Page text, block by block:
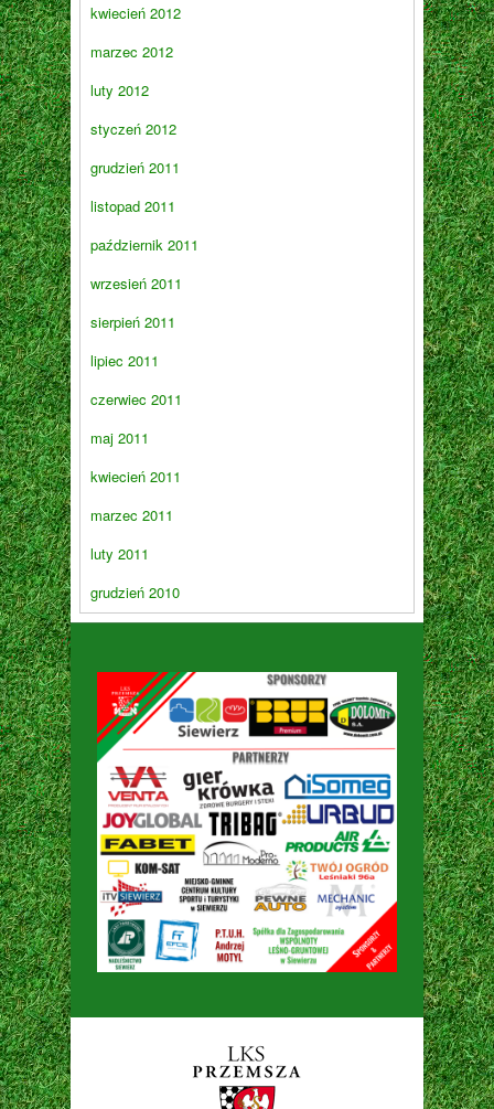
kwiecień 2012
marzec 2012
luty 2012
styczeń 2012
grudzień 2011
listopad 2011
październik 2011
wrzesień 2011
sierpień 2011
lipiec 2011
czerwiec 2011
maj 2011
kwiecień 2011
marzec 2011
luty 2011
grudzień 2010